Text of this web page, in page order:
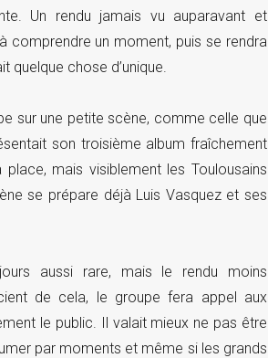
Un rendu jamais vu auparavant et
comprendre un moment, puis se rendra
chose d’unique.
sur une petite scène, comme celle que
son troisième album fraîchement
mais visiblement les Toulousains
se prépare déjà Luis Vasquez et ses
aussi rare, mais le rendu moins
de cela, le groupe fera appel aux
le public. Il valait mieux ne pas être
par moments et même si les grands